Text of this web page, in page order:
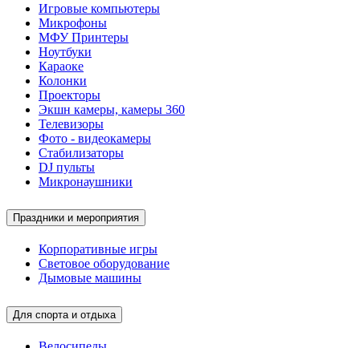
Игровые компьютеры
Микрофоны
МФУ Принтеры
Ноутбуки
Караоке
Колонки
Проекторы
Экшн камеры, камеры 360
Телевизоры
Фото - видеокамеры
Стабилизаторы
DJ пульты
Микронаушники
Праздники и мероприятия
Корпоративные игры
Световое оборудование
Дымовые машины
Для спорта и отдыха